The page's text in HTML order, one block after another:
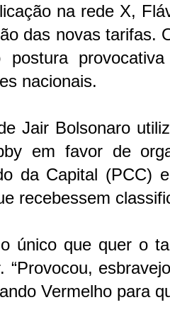
na rede X,
das novas tarifas.
postura
nacionais.
Jair Bolsonaro
em favor de
da Capital (PCC)
recebessem
único que quer o
“Provocou,
Vermelho para